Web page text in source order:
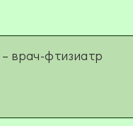
–врач-фтизиатр